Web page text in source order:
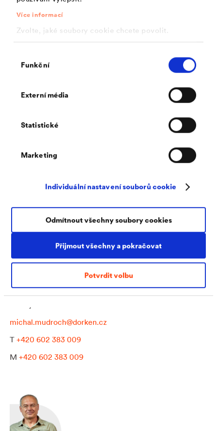
Více informací
Zvolte, jaké soubory cookie chcete povolit.
souhlasu
Funkční
Externí média
Statistické
Marketing
Individuální nastavení souborů cookie
Přijmout všechny a pokračovat
Potvrdit volbu
Odmítnout všechny soubory cookies
Pavla Romanová
pavla.romanova@dorken.cz
+420 602 319 092
obchodně technický poradce - severní a východní
michal.mudroch@dorken.cz
T +420 602 383 009
M +420 602 383 009